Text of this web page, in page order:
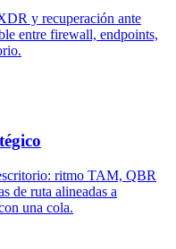
y recuperación ante
entre firewall, endpoints,
ritmo TAM, QBR
de ruta alineadas a
una cola.